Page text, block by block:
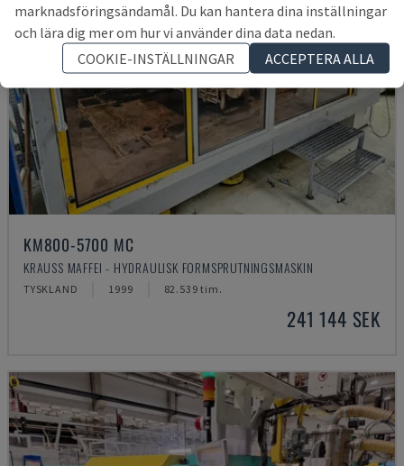
KM800-5700 MC
KRAUSS MAFFEI - HYDRAULISK FORMSPRUTNINGSMASKIN
TYSKLAND 1999 82.539 tim.
241 144 SEK
marknadsföringsändamål. Du kan hantera dina inställningar
och lära dig mer om hur vi använder dina data nedan.
COOKIE-INSTÄLLNINGAR
ACCEPTERA ALLA